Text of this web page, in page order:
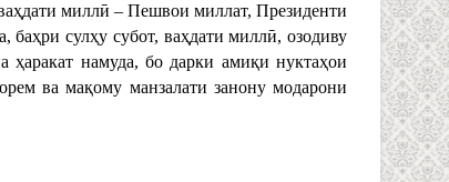
миллӣ – Пешвои миллат, Президенти
сулҳу субот, ваҳдати миллӣ, озодиву
ҳаракат намуда, бо дарки амиқи нуктаҳои
ва мақому манзалати занону модарони